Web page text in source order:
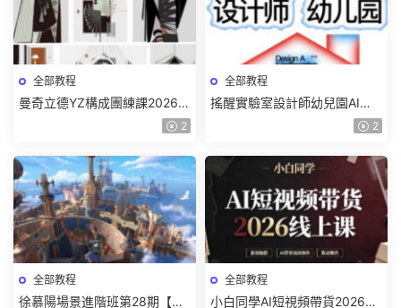
全部教程
曼奇立德YZ構成團練課2026年
8月已結課【畫質高清有課件】
2
全部教程
搖醒實驗室設計師幼兒園AI軟
件基礎課2025【畫質不錯有素
2
全部教程
徐慕陽場景進階班第28期【畫
全部教程
小白同學AI短視頻帶貨2026線